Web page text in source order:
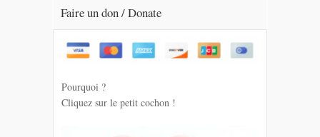
Faire un don / Donate
Pourquoi ?
Cliquez sur le petit cochon !